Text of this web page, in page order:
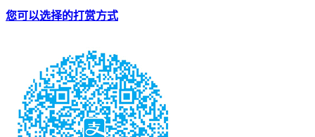
您可以选择的打赏方式